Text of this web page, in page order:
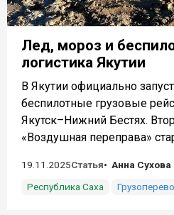
Лед, мороз и
логистика Якутии
В Якутии официально
беспилотные грузовые
Якутск–Нижний Бестях.
«Воздушная переправа»
19.11.2025Статья
Анна Сухова
Республика Саха